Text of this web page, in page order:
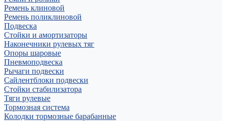
Ремень клиновой
Ремень поликлиновой
Подвеска
Стойки и амортизаторы
Наконечники рулевых тяг
Опоры шаровые
Пневмоподвеска
Рычаги подвески
Сайлентблоки подвески
Стойки стабилизатора
Тяги рулевые
Тормозная система
Колодки тормозные барабанные